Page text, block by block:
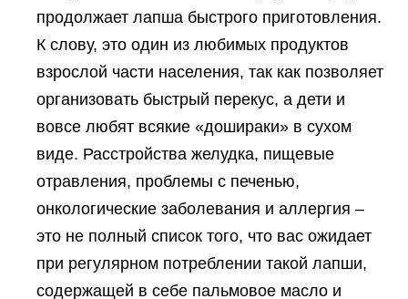
продолжает лапша быстрого приготовления.
К слову, это один из любимых продуктов
взрослой части населения, так как позволяет
организовать быстрый перекус, а дети и
вовсе любят всякие «дошираки» в сухом
виде. Расстройства желудка, пищевые
отравления, проблемы с печенью,
онкологические заболевания и аллергия –
это не полный список того, что вас ожидает
при регулярном потреблении такой лапши,
содержащей в себе пальмовое масло и